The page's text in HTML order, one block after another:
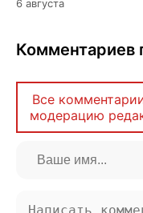
6 августа
Комментариев
Все
модерацию